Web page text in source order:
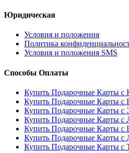
Юридическая
Условия и положения
Политика
Условия и положения SMS
Способы Оплаты
Купить Подарочные Карты с
Купить Подарочные Карты с
Купить Подарочные Карты
Купить Подарочные Карты с
Купить Подарочные Карты с
Купить Подарочные Карты с
Купить Подарочные Карты с